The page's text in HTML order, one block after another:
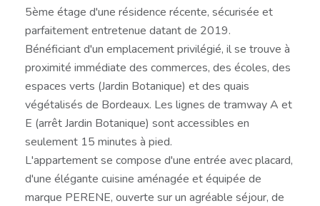
5ème étage d'une résidence récente, sécurisée et
parfaitement entretenue datant de 2019.
Bénéficiant d'un emplacement privilégié, il se trouve à
proximité immédiate des commerces, des écoles, des
espaces verts (Jardin Botanique) et des quais
végétalisés de Bordeaux. Les lignes de tramway A et
E (arrêt Jardin Botanique) sont accessibles en
seulement 15 minutes à pied.
L'appartement se compose d'une entrée avec placard,
d'une élégante cuisine aménagée et équipée de
marque PERENE, ouverte sur un agréable séjour, de